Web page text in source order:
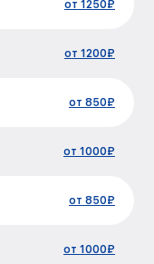
от 1250₽
от 1200₽
от 850₽
от 1000₽
от 850₽
от 1000₽